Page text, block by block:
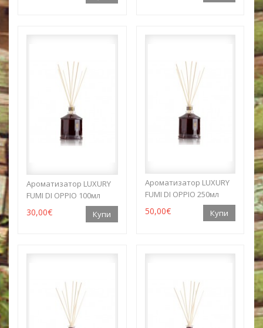
Ароматизатор LUXURY
FUMI DI OPPIO 100мл
30,00€
Ароматизатор LUXURY
FUMI DI OPPIO 250мл
50,00€